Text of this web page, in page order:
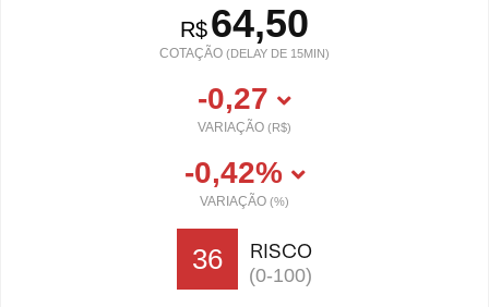
R$64,50
COTAÇÃO (DELAY DE 15MIN)
-0,27
VARIAÇÃO (R$)
-0,42%
VARIAÇÃO (%)
36 RISCO
(0-100)